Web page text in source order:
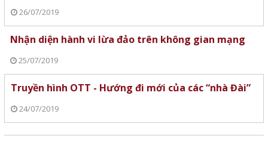
26/07/2019
Nhận diện hành vi lừa đảo trên không gian mạng
25/07/2019
Truyền hình OTT - Hướng đi mới của các “nhà Đài”
24/07/2019